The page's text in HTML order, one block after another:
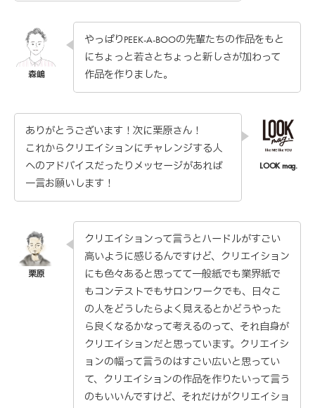
やっぱりPEEK-A-BOOの先輩たちの作品をもと
にちょっと若さとちょっと新しさが加わって
作品を作りました。
ありがとうございます！次に栗原さん！
これからクリエイションにチャレンジする人
へのアドバイスだったりメッセージがあれば
一言お願いします！
クリエイションって言うとハードルがすごい
高いように感じるんですけど、クリエイション
にも色々あると思ってて一般紙でも業界紙で
もコンテストでもサロンワークでも、日々こ
の人をどうしたらよく見えるとかどうやった
ら良くなるかなって考えるのって、それ自身が
クリエイションだと思っています。クリエイシ
ョンの幅って言うのはすごい広いと思ってい
て、クリエイションの作品を作りたいって言う
のもいいんですけど、それだけがクリエイショ